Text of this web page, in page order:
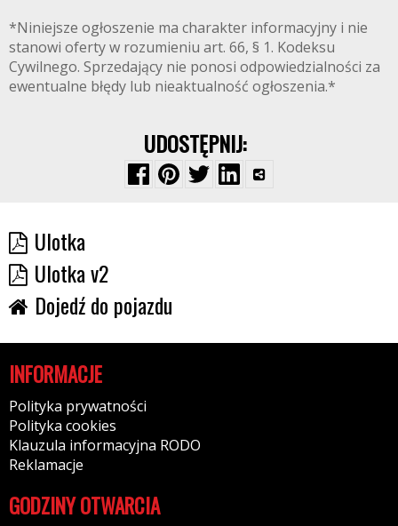
*Niniejsze ogłoszenie ma charakter informacyjny i nie
stanowi oferty w rozumieniu art. 66, § 1. Kodeksu
Cywilnego. Sprzedający nie ponosi odpowiedzialności za
ewentualne błędy lub nieaktualność ogłoszenia.*
UDOSTĘPNIJ:
Ulotka
Ulotka v2
Dojedź do pojazdu
INFORMACJE
Polityka prywatności
Polityka cookies
Klauzula informacyjna RODO
Reklamacje
GODZINY OTWARCIA